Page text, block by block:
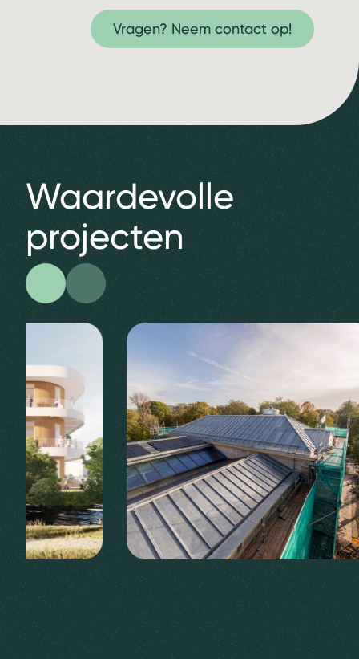
Vragen? Neem contact op!
Waardevolle
projecten
ARTIS-Aquarium,